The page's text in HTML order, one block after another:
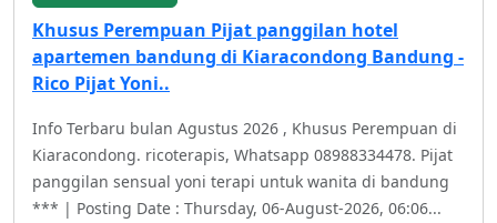
Khusus Perempuan Pijat panggilan hotel
apartemen bandung di Kiaracondong Bandung -
Rico Pijat Yoni..
Info Terbaru bulan Agustus 2026 , Khusus Perempuan di
Kiaracondong. ricoterapis, Whatsapp 08988334478. Pijat
panggilan sensual yoni terapi untuk wanita di bandung
*** | Posting Date : Thursday, 06-August-2026, 06:06...